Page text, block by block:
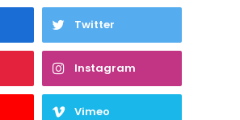
Twitter
Instagram
Vimeo